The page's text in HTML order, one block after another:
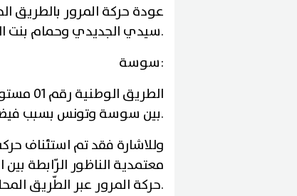
سيدي الجديدي وحمام بنت.
سوسة:
بين سوسة وتونس بسبب.
معتمدية الناظور الرّابطة
حركة المرور عبر الطّريق.